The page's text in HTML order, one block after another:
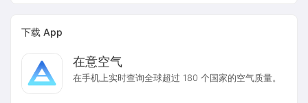
下载 App
在意空气
在手机上实时查询全球超过 180 个国家的空气质量。